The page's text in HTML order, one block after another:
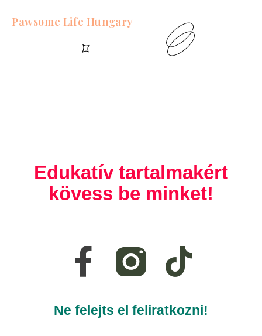
Pawsome Life Hungary
Edukatív tartalmakért
kövess be minket!
a
c
e
i
k
t
Ne felejts el feliratkozni!